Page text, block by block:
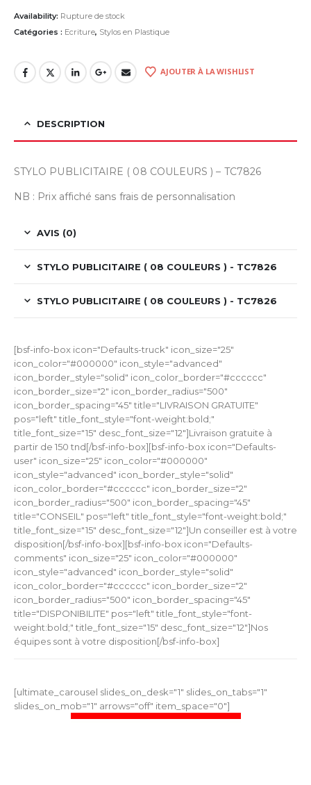
Availability: Rupture de stock
Catégories : Ecriture, Stylos en Plastique
AJOUTER À LA WISHLIST
DESCRIPTION
STYLO PUBLICITAIRE ( 08 COULEURS ) – TC7826
NB : Prix affiché sans frais de personnalisation
AVIS (0)
STYLO PUBLICITAIRE ( 08 COULEURS ) - TC7826
STYLO PUBLICITAIRE ( 08 COULEURS ) - TC7826
[bsf-info-box icon="Defaults-truck" icon_size="25"
icon_color="#000000" icon_style="advanced"
icon_border_style="solid" icon_color_border="#cccccc"
icon_border_size="2" icon_border_radius="500"
icon_border_spacing="45" title="LIVRAISON GRATUITE"
pos="left" title_font_style="font-weight:bold;"
title_font_size="15" desc_font_size="12"]Livraison gratuite à
partir de 150 tnd[/bsf-info-box][bsf-info-box icon="Defaults-
user" icon_size="25" icon_color="#000000"
icon_style="advanced" icon_border_style="solid"
icon_color_border="#cccccc" icon_border_size="2"
icon_border_radius="500" icon_border_spacing="45"
title="CONSEIL" pos="left" title_font_style="font-weight:bold;"
title_font_size="15" desc_font_size="12"]Un conseiller est à votre
disposition[/bsf-info-box][bsf-info-box icon="Defaults-
comments" icon_size="25" icon_color="#000000"
icon_style="advanced" icon_border_style="solid"
icon_color_border="#cccccc" icon_border_size="2"
icon_border_radius="500" icon_border_spacing="45"
title="DISPONIBILITE" pos="left" title_font_style="font-
weight:bold;" title_font_size="15" desc_font_size="12"]Nos
équipes sont à votre disposition[/bsf-info-box]
[ultimate_carousel slides_on_desk="1" slides_on_tabs="1"
slides_on_mob="1" arrows="off" item_space="0"]